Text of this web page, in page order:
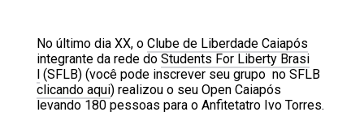
No último dia XX, o Clube de Liberdade Caiapós
integrante da rede do Students For Liberty Brasi
l(SFLB) (você pode inscrever seu grupo no SFLB
clicando aqui) realizou o seu Open Caiapós
levando 180 pessoas para o Anfitetatro Ivo Torres.